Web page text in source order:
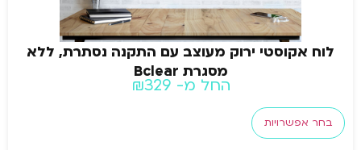
לוח אקוסטי ירוק מעוצב עם התקנה נסתרת, ללא
מסגרת Bclear
החל מ- ₪329
בחר אפשרויות